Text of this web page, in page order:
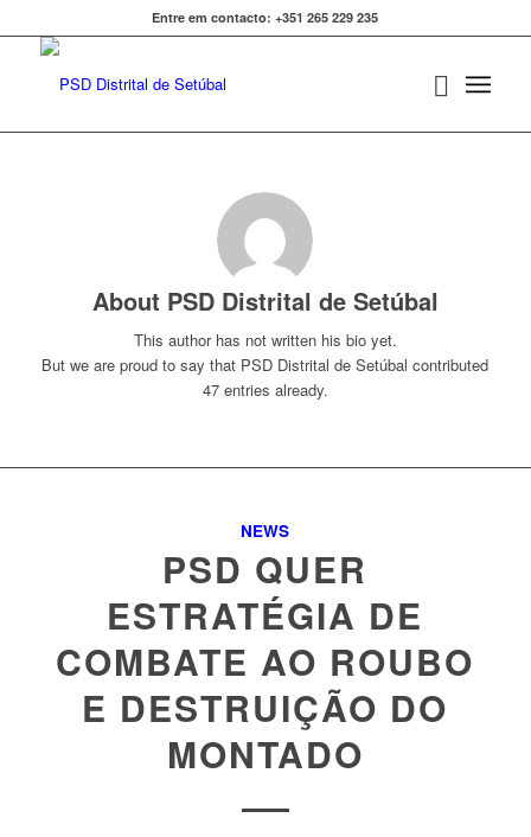
Entre em contacto: +351 265 229 235
About PSD Distrital de Setúbal
This author has not written his bio yet.
But we are proud to say that PSD Distrital de Setúbal contributed
47 entries already.
NEWS
PSD QUER
ESTRATÉGIA DE
COMBATE AO ROUBO
E DESTRUIÇÃO DO
MONTADO